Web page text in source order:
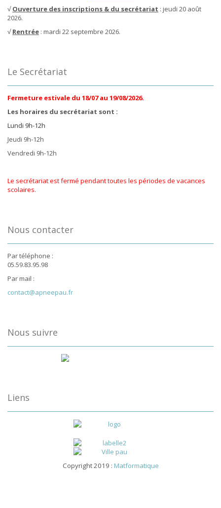
√Ouverture des inscriptions & du secrétariat : jeudi 20 août
2026.
√Rentrée : mardi 22 septembre 2026.
Le Secrétariat
Fermeture estivale du 18/07 au 19/08/2026.
Les horaires du secrétariat sont :
Lundi 9h-12h
Jeudi 9h-12h
Vendredi 9h-12h
Le secrétariat est fermé pendant toutes les périodes de vacances
scolaires.
Nous contacter
Par téléphone :
05.59.83.95.98
Par mail :
contact@apneepau.fr
Nous suivre
Liens
Copyright 2019 : Matformatique